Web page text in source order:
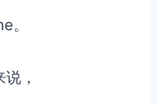
。
，